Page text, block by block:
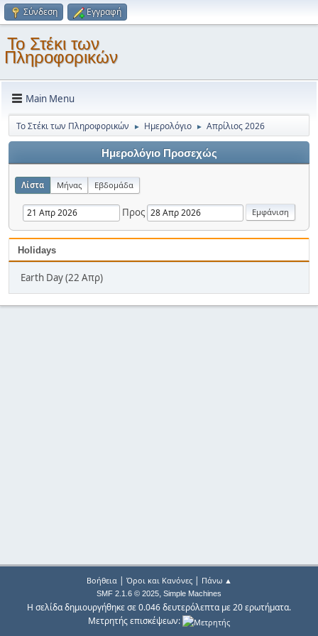
Σύνδεση Εγγραφή
Το Στέκι των
Πληροφορικών
Main Menu
Το Στέκι των Πληροφορικών ► Ημερολόγιο ► Απρίλιος 2026
Ημερολόγιο Προσεχώς
Λίστα Μήνας Εβδομάδα
Προς
Holidays
Earth Day (22 Απρ)
Βοήθεια| Όροι και Κανόνες| Πάνω ▲
SMF 2.1.6 © 2025, Simple Machines
Η σελίδα δημιουργήθηκε σε 0.046 δευτερόλεπτα με 20 ερωτήματα.
Μετρητής επισκέψεων: